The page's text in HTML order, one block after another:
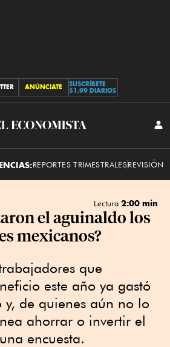
ANÚNCIATE
SUSCRÍBETE
$1.99 DIARIOS
El
REPORTES TRIMESTRALESREVISIÓN
Lectura 2:00 min
el aguinaldo los
mexicanos?
que
este año ya gastó
y, de quienes aún no lo
ahorrar o invertir el
encuesta.